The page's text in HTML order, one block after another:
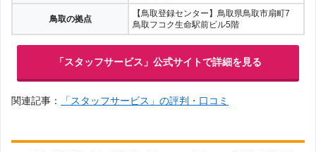
鳥取の拠点
【鳥取登録センター】鳥取県鳥取市扇町7
鳥取フコク生命駅前ビル5階
「スタッフサービス」公式サイトで詳細を見る
関連記事： 「スタッフサービス」の評判・口コミ